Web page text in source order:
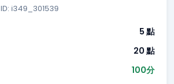
ID: i349_301539
5 點
20 點
100分